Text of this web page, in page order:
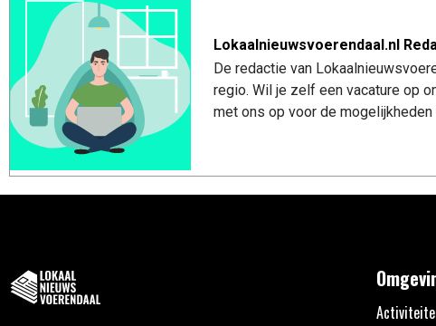
Lokaalnieuwsvoerendaal.nl
De redactie van
regio. Wil je zelf een vacature op
met ons op voor de mogelijkheden